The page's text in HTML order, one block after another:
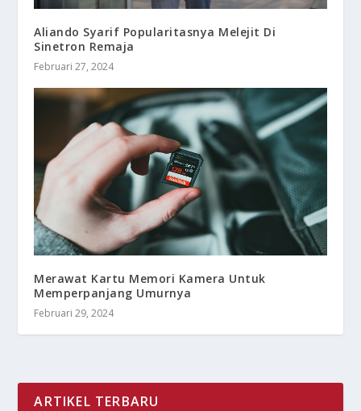
Aliando Syarif Popularitasnya Melejit Di
Sinetron Remaja
Februari 27, 2024
Merawat Kartu Memori Kamera Untuk
Memperpanjang Umurnya
Februari 29, 2024
ARTIKEL TERBARU